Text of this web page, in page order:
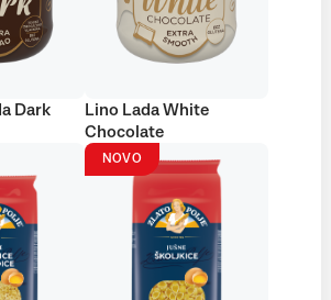
Dark
Lino Lada White
Chocolate
NOVO